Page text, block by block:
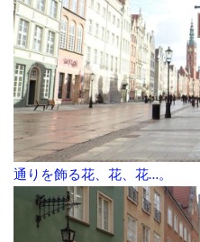
通りを飾る花、花、花…。